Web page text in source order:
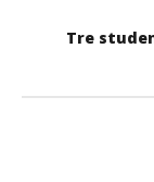
Tre